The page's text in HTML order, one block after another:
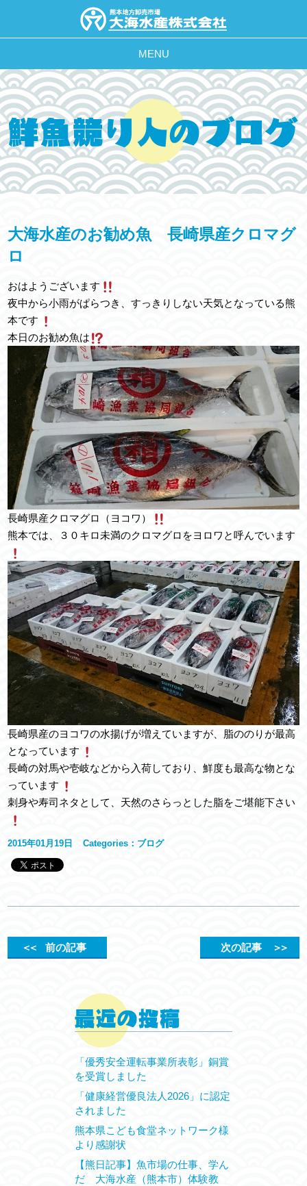
MENU
大海水産のお勧め魚 長崎県産クロマグ
ロ
おはようございます
夜中から小雨がぱらつき、すっきりしない天気となっている熊
本です
本日のお勧め魚は
長崎県産クロマグロ（ヨコワ）
熊本では、３０キロ未満のクロマグロをヨロワと呼んでいます
長崎県産のヨコワの水揚げが増えていますが、脂ののりが最高
となっています
長崎の対馬や壱岐などから入荷しており、鮮度も最高な物とな
っています
刺身や寿司ネタとして、天然のさらっとした脂をご堪能下さい
2015年01月19日 Categories： ブログ
＜＜前の記事 次の記事 ＞＞
「優秀安全運転事業所表彰」銅賞
を受賞しました
「健康経営優良法人2026」に認定
されました
熊本県こども食堂ネットワーク様
より感謝状
【熊日記事】魚市場の仕事、学ん
だ 大海水産（熊本市）体験教